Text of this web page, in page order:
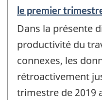
Période
référence
de
changement
-
le premier
Dans la présente
productivité du
connexes, les
rétroactivement
trimestre de 2019